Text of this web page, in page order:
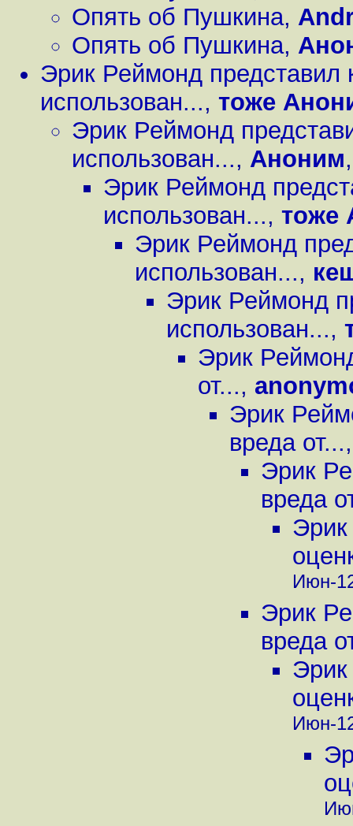
Опять об Пушкина,
Опять об Пушкина,
Эрик Реймонд представил
использован..., тоже
Эрик Реймонд
использован..., Аноним
Эрик Реймонд
использован..., тоже
Эрик Реймонд
использован...,
Эрик Реймонд
использован...,
Эрик
от...,
Эрик
вреда от...
Эрик
вреда
Эрик
Июн-
Эрик
вреда
Эрик
Июн-